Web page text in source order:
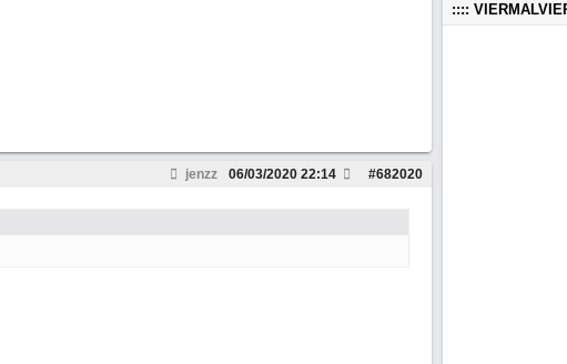
jenzz #682020
06/03/2020 22:14
::::